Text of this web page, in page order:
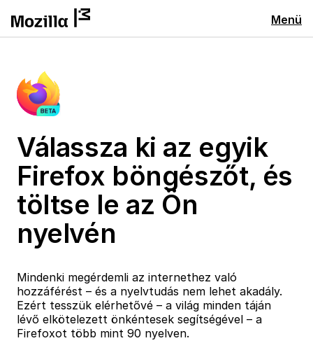
Menü
Válassza ki az egyik
Firefox böngészőt, és
töltse le az Ön
nyelvén
Mindenki megérdemli az internethez való
hozzáférést – és a nyelvtudás nem lehet akadály.
Ezért tesszük elérhetővé – a világ minden táján
lévő elkötelezett önkéntesek segítségével – a
Firefoxot több mint 90 nyelven.